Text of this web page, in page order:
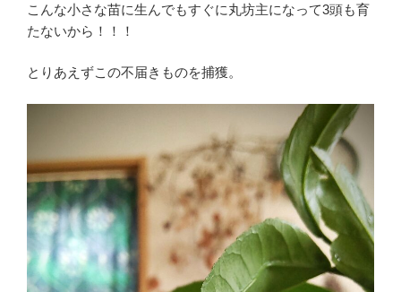
こんな小さな苗に生んでもすぐに丸坊主になって3頭も育
たないから！！！
とりあえずこの不届きものを捕獲。